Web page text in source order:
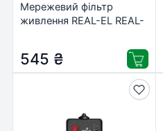
Мережевий фільтр
живлення REAL-EL REAL-
545 ₴